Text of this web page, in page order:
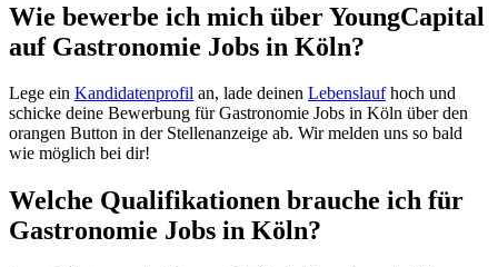
Wie bewerbe ich mich über YoungCapital
auf Gastronomie Jobs in Köln?
Lege ein Kandidatenprofil an, lade deinen Lebenslaufhoch und
schicke deine Bewerbung für Gastronomie Jobs in Köln über den
orangen Button in der Stellenanzeige ab. Wir melden uns so bald
wie möglich bei dir!
Welche Qualifikationen brauche ich für
Gastronomie Jobs in Köln?